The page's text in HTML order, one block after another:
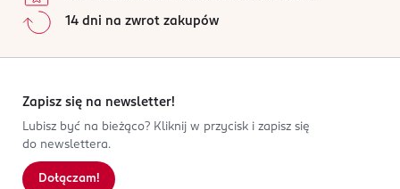
4
0%
2
1
0%
Sortowanie wg
14 dni na zwrot zakupów
Zapisz się na newsletter!
Lubisz być na bieżąco? Kliknij w przycisk i zapisz się
do newslettera.
Dołączam!